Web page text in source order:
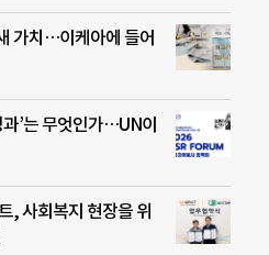
가치…이케아에 들어
과’는 무엇인가…UN이
, 사회복지 현장을 위